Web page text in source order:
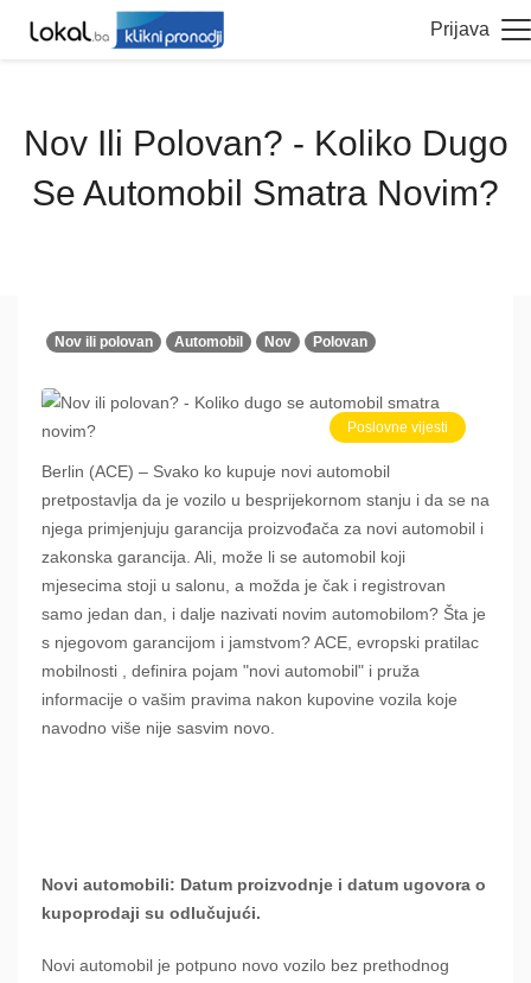
Prijava
Nov Ili Polovan? - Koliko Dugo
Se Automobil Smatra Novim?
Nov ili polovan Automobil Nov Polovan
Poslovne vijesti
Berlin (ACE) – Svako ko kupuje novi automobil
pretpostavlja da je vozilo u besprijekornom stanju i da se na
njega primjenjuju garancija proizvođača za novi automobil i
zakonska garancija. Ali, može li se automobil koji
mjesecima stoji u salonu, a možda je čak i registrovan
samo jedan dan, i dalje nazivati ​​novim automobilom? Šta je
s njegovom garancijom i jamstvom? ACE, evropski pratilac
mobilnosti , definira pojam "novi automobil" i pruža
informacije o vašim pravima nakon kupovine vozila koje
navodno više nije sasvim novo.
Novi automobili: Datum proizvodnje i datum ugovora o
kupoprodaji su odlučujući.
Novi automobil je potpuno novo vozilo bez prethodnog